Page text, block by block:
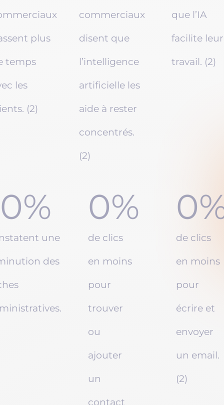
plus
temps
les
(2)
commerciaux
disent que
l’intelligence
artificielle les
aide à rester
concentrés.
(2)
que l’IA
facilite leur
travail. (2)
une
des
0%
de clics
en moins
pour
trouver
ou
ajouter
un
0%
de clics
en moins
pour
écrire et
envoyer
un email.
(2)
0